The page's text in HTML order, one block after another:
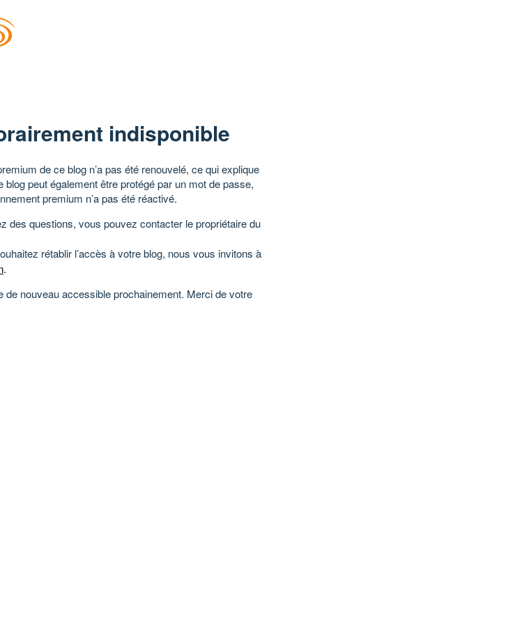
indisponible
de ce blog n’a pas été renouvelé, ce qui explique
peut également être protégé par un mot de passe,
premium n’a pas été réactivé.
des questions, vous pouvez contacter le propriétaire du
rétablir l’accès à votre blog, nous vous invitons à
.
de nouveau accessible prochainement. Merci de votre